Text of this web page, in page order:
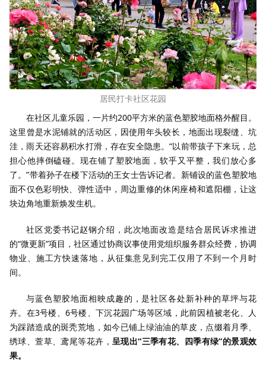
居民打卡社区花园
在社区儿童乐园，一片约200平方米的蓝色塑胶地面格外醒目。
这里曾是水泥铺就的活动区，因使用年头较长，地面出现裂缝、坑
洼，雨天还容易积水打滑，存在安全隐患。“以前带孩子下来玩，总
担心他摔倒磕碰。现在铺了塑胶地面，软乎又平整，我们放心多
了。”带着孙子在楼下活动的王女士告诉记者。新铺设的蓝色塑胶地
面不仅色彩明快、弹性适中，周边重修的休闲座椅和遮阳棚，让这
块边角地重新焕发生机。
社区党委书记赵钢介绍，此次地面改造是结合居民诉求推进
的“微更新”项目，社区通过协商议事使用党组织服务群众经费，协调
物业、施工方快速落地，从征集意见到完工仅用了不到一个月时
间。
与蓝色塑胶地面相映成趣的，是社区各处新补种的草坪与花
卉。在3号楼、6号楼、下沉花园广场等区域，此前因植被老化、人
为踩踏造成的斑秃荒地，如今已铺上绿油油的草皮，点缀着月季、
绣球、萱草、鸢尾等花卉， 呈现出“三季有花、四季有绿”的景观效
果。